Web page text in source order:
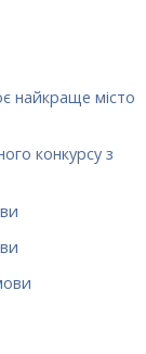
найкраще місто
конкурсу з